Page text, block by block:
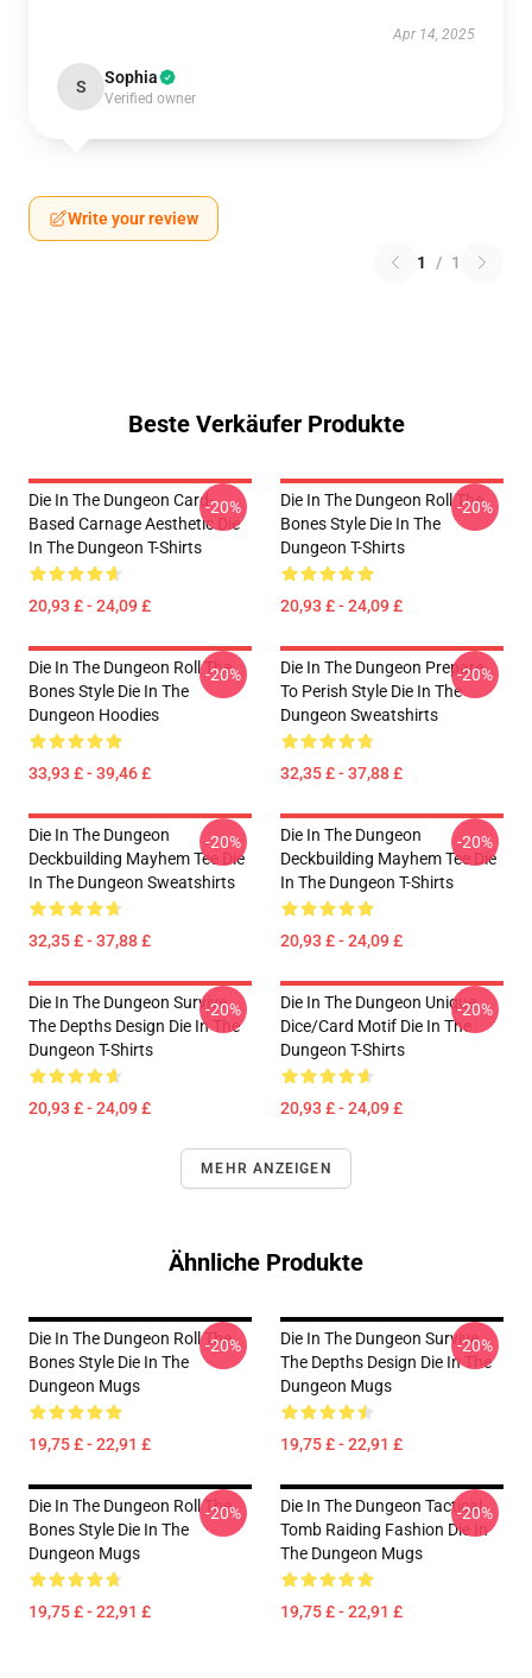
Apr 14, 2025
S Sophia
Verified owner
Write your review
1 / 1
Beste Verkäufer Produkte
Die In The Dungeon Card-
Based Carnage Aesthetic Die
In The Dungeon T-Shirts
20,93 £ - 24,09 £
-20%
Die In The Dungeon Roll The
Bones Style Die In The
Dungeon T-Shirts
20,93 £ - 24,09 £
-20%
Die In The Dungeon Roll The
Bones Style Die In The
Dungeon Hoodies
33,93 £ - 39,46 £
-20%
Die In The Dungeon Prepare
To Perish Style Die In The
Dungeon Sweatshirts
32,35 £ - 37,88 £
-20%
Die In The Dungeon
Deckbuilding Mayhem Tee Die
In The Dungeon Sweatshirts
32,35 £ - 37,88 £
-20%
Die In The Dungeon
Deckbuilding Mayhem Tee Die
In The Dungeon T-Shirts
20,93 £ - 24,09 £
-20%
Die In The Dungeon Survive
The Depths Design Die In The
Dungeon T-Shirts
20,93 £ - 24,09 £
-20%
Die In The Dungeon Unique
Dice/Card Motif Die In The
Dungeon T-Shirts
20,93 £ - 24,09 £
-20%
MEHR ANZEIGEN
Ähnliche Produkte
Die In The Dungeon Roll The
Bones Style Die In The
Dungeon Mugs
19,75 £ - 22,91 £
-20%
Die In The Dungeon Survive
The Depths Design Die In The
Dungeon Mugs
19,75 £ - 22,91 £
-20%
Die In The Dungeon Roll The
Bones Style Die In The
Dungeon Mugs
19,75 £ - 22,91 £
-20%
Die In The Dungeon Tactical
Tomb Raiding Fashion Die In
The Dungeon Mugs
19,75 £ - 22,91 £
-20%